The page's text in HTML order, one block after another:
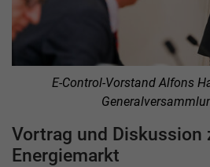
E-Control-Vorstand Alfons
Vortrag und Diskussion
Energiemarkt